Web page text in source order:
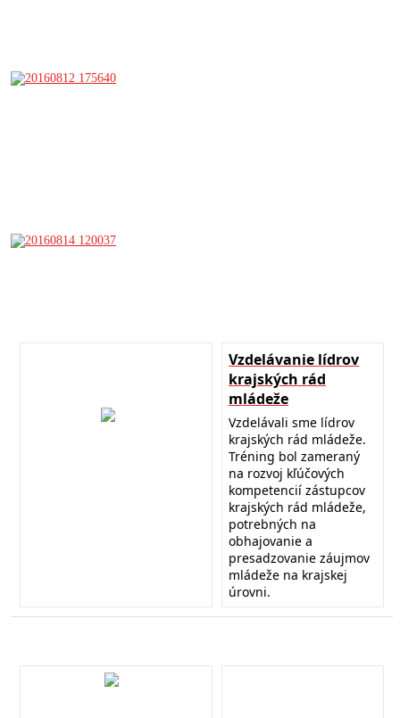
Vzdelávanie lídrov
krajských rád
mládeže
Vzdelávali sme lídrov
krajských rád mládeže.
Tréning bol zameraný
na rozvoj kľúčových
kompetencií zástupcov
krajských rád mládeže,
potrebných na
obhajovanie a
presadzovanie záujmov
mládeže na krajskej
úrovni.